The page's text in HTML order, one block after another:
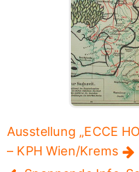
Ausstellung „ECCE
– KPH Wien/Krems